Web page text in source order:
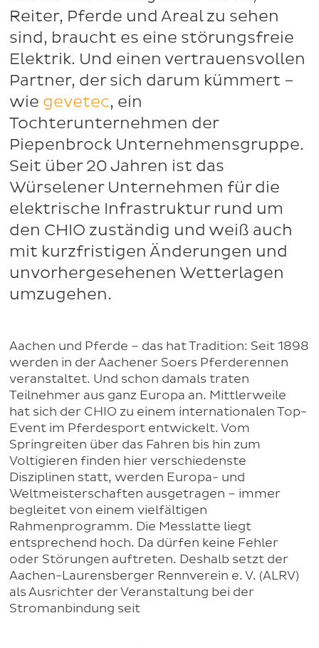
Reiter, Pferde und Areal zu sehen
sind, braucht es eine störungsfreie
Elektrik. Und einen vertrauensvollen
Partner, der sich darum kümmert –
wie gevetec, ein
Tochterunternehmen der
Piepenbrock Unternehmensgruppe.
Seit über 20 Jahren ist das
Würselener Unternehmen für die
elektrische Infrastruktur rund um
den CHIO zuständig und weiß auch
mit kurzfristigen Änderungen und
unvorhergesehenen Wetterlagen
umzugehen.
Aachen und Pferde – das hat Tradition: Seit 1898
werden in der Aachener Soers Pferderennen
veranstaltet. Und schon damals traten
Teilnehmer aus ganz Europa an. Mittlerweile
hat sich der CHIO zu einem internationalen Top-
Event im Pferdesport entwickelt. Vom
Springreiten über das Fahren bis hin zum
Voltigieren finden hier verschiedenste
Disziplinen statt, werden Europa- und
Weltmeisterschaften ausgetragen – immer
begleitet von einem vielfältigen
Rahmenprogramm. Die Messlatte liegt
entsprechend hoch. Da dürfen keine Fehler
oder Störungen auftreten. Deshalb setzt der
Aachen-Laurensberger Rennverein e. V. (ALRV)
als Ausrichter der Veranstaltung bei der
Stromanbindung seit